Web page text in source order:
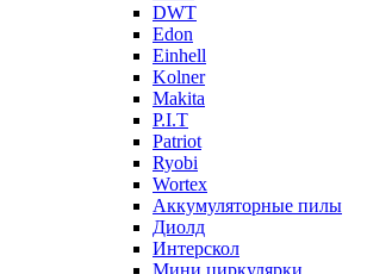
DWT
Edon
Einhell
Kolner
Makita
P.I.T
Patriot
Ryobi
Wortex
Аккумуляторные пилы
Диолд
Интерскол
Мини циркулярки